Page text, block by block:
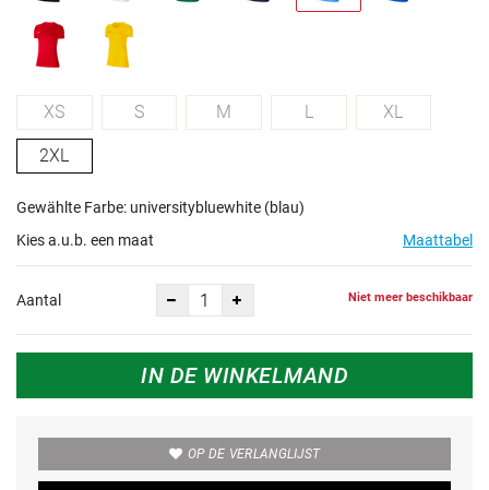
XS S M L XL
2XL
Gewählte Farbe: universitybluewhite (blau)
Kies a.u.b. een maat
Maattabel
Aantal Niet meer beschikbaar
IN DE WINKELMAND
OP DE VERLANGLIJST